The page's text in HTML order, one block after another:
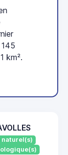
km².
naturel(s)